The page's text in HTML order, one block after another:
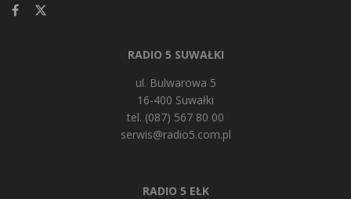
RADIO 5 SUWAŁKI
ul. Bulwarowa 5
16-400 Suwałki
tel. (087) 567 80 00
serwis@radio5.com.pl
RADIO 5 EŁK